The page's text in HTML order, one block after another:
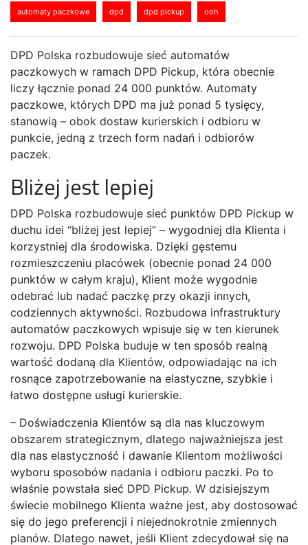
automaty paczkowe dpd dpd pickup ooh
DPD Polska rozbudowuje sieć automatów
paczkowych w ramach DPD Pickup, która obecnie
liczy łącznie ponad 24 000 punktów. Automaty
paczkowe, których DPD ma już ponad 5 tysięcy,
stanowią – obok dostaw kurierskich i odbioru w
punkcie, jedną z trzech form nadań i odbiorów
paczek.
Bliżej jest lepiej
DPD Polska rozbudowuje sieć punktów DPD Pickup w
duchu idei “bliżej jest lepiej” – wygodniej dla Klienta i
korzystniej dla środowiska. Dzięki gęstemu
rozmieszczeniu placówek (obecnie ponad 24 000
punktów w całym kraju), Klient może wygodnie
odebrać lub nadać paczkę przy okazji innych,
codziennych aktywności. Rozbudowa infrastruktury
automatów paczkowych wpisuje się w ten kierunek
rozwoju. DPD Polska buduje w ten sposób realną
wartość dodaną dla Klientów, odpowiadając na ich
rosnące zapotrzebowanie na elastyczne, szybkie i
łatwo dostępne usługi kurierskie.
– Doświadczenia Klientów są dla nas kluczowym
obszarem strategicznym, dlatego najważniejsza jest
dla nas elastyczność i dawanie Klientom możliwości
wyboru sposobów nadania i odbioru paczki. Po to
właśnie powstała sieć DPD Pickup. W dzisiejszym
świecie mobilnego Klienta ważne jest, aby dostosować
się do jego preferencji i niejednokrotnie zmiennych
planów. Dlatego nawet, jeśli Klient zdecydował się na